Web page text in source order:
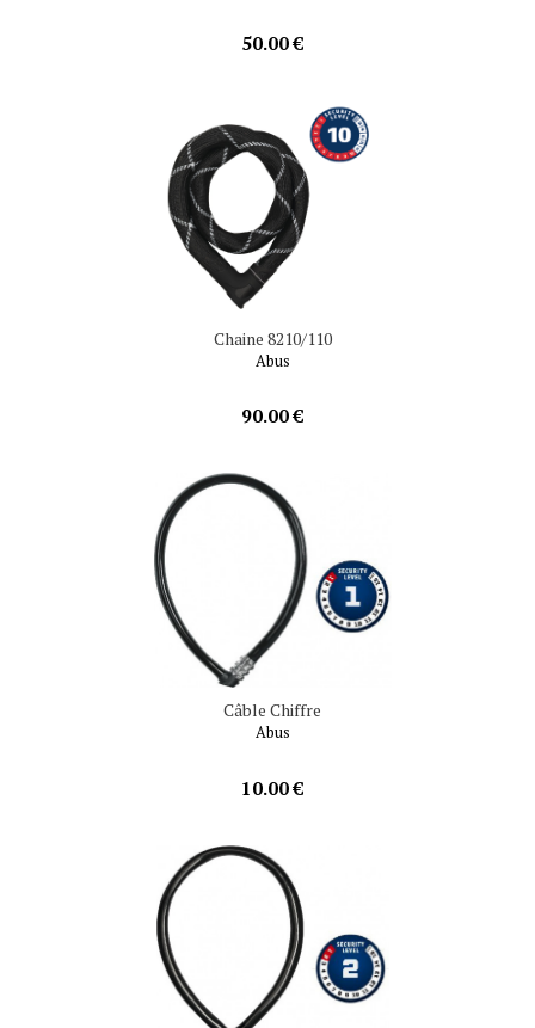
50.00 €
Chaine 8210/110
Abus
90.00 €
Câble Chiffre
Abus
10.00 €